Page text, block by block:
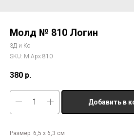
Молд № 810 Логин
3Д и Ко
SKU: М Арх 810
380 р.
Добавить в
Размер: 6,5 х 6,3 см